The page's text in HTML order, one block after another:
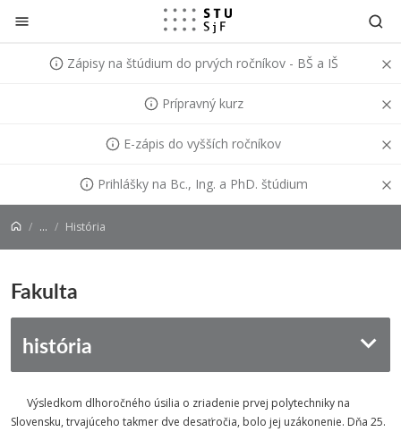
Prejsť na obsah
Zápisy na štúdium do prvých ročníkov - BŠ a IŠ
Prípravný kurz
E-zápis do vyšších ročníkov
Prihlášky na Bc., Ing. a PhD. štúdium
... História
Fakulta
história
Výsledkom dlhoročného úsilia o zriadenie prvej polytechniky na
Slovensku, trvajúceho takmer dve desaťročia, bolo jej uzákonenie. Dňa 25.